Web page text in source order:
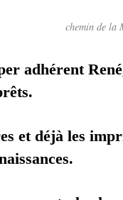
chemin de la
adhérent
et déjà les